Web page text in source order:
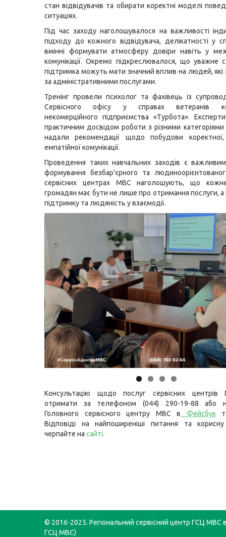
стан відвідувачів та обирати коректні моделі
ситуаціях.
Під час заходу наголошувалося на важливості
підходу до кожного відвідувача, делікатності у
вмінні формувати атмосферу довіри навіть у
комунікації. Окремо підкреслювалося, що уважне
підтримка можуть мати значний вплив на людей, які
за адміністративними послугами.
Тренінг провели психолог та фахівець із
Сервісного офісу у справах ветеранів
некомерційного підприємства «Турбота».
практичним досвідом роботи з різними
надали рекомендації щодо побудови
емпатійної комунікації.
Проведення таких навчальних заходів є
формування безбар’єрного та
сервісних центрах МВС наголошують, що
громадян має бути не лише про отримання послуги, а
підтримку та людяність у взаємодії.
Консультацію щодо послуг сервісних
отримати за телефоном (044) 290-19-88 або
Головного сервісного центру МВС в Фейсбук
Відповіді на найпоширеніші питання та
черпайте на сайті.
© 2016-2025. Регіональний сервісний центр ГСЦ МВС в
ГСЦ МВС)